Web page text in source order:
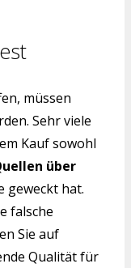
müssen
Sehr viele
Kauf sowohl
über
geweckt hat.
falsche
Sie auf
Qualität für